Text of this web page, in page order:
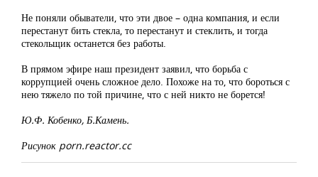
Не поняли обыватели, что эти двое – одна компания, и если
перестанут бить стекла, то перестанут и стеклить, и тогда
стекольщик останется без работы.
В прямом эфире наш президент заявил, что борьба с
коррупцией очень сложное дело. Похоже на то, что бороться с
нею тяжело по той причине, что с ней никто не борется!
Ю.Ф. Кобенко, Б.Камень.
Рисунок porn.reactor.cc